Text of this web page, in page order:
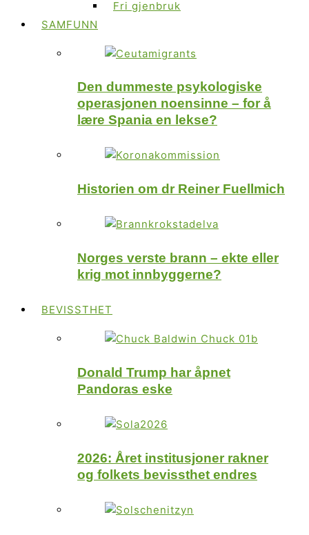
Fri gjenbruk
SAMFUNN
Den dummeste psykologiske
operasjonen noensinne – for å
lære Spania en lekse?
Historien om dr Reiner Fuellmich
Norges verste brann – ekte eller
krig mot innbyggerne?
BEVISSTHET
Donald Trump har åpnet
Pandoras eske
2026: Året institusjoner rakner
og folkets bevissthet endres